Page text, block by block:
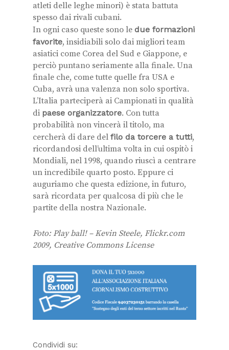
atleti delle leghe minori) è stata battuta
spesso dai rivali cubani.
In ogni caso queste sono le due formazioni
favorite, insidiabili solo dai migliori team
asiatici come Corea del Sud e Giappone, e
perciò puntano seriamente alla finale. Una
finale che, come tutte quelle fra USA e
Cuba, avrà una valenza non solo sportiva.
L’Italia parteciperà ai Campionati in qualità
di paese organizzatore. Con tutta
probabilità non vincerà il titolo, ma
cercherà di dare del filo da torcere a tutti,
ricordandosi dell’ultima volta in cui ospitò i
Mondiali, nel 1998, quando riuscì a centrare
un incredibile quarto posto. Eppure ci
auguriamo che questa edizione, in futuro,
sarà ricordata per qualcosa di più che le
partite della nostra Nazionale.
Foto: Play ball! – Kevin Steele, Flickr.com
2009, Creative Commons License
Condividi su: